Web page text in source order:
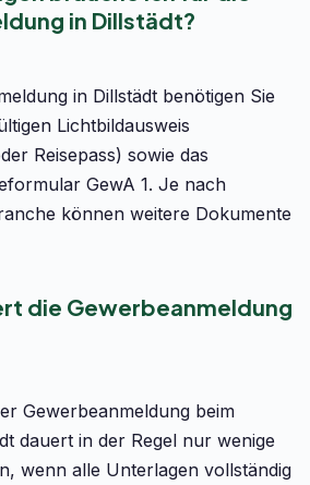
in Dillstädt?
in Dillstädt benötigen Sie
Lichtbildausweis
Reisepass) sowie das
GewA 1. Je nach
können weitere Dokumente
die Gewerbeanmeldung
Gewerbeanmeldung beim
dauert in der Regel nur wenige
wenn alle Unterlagen vollständig